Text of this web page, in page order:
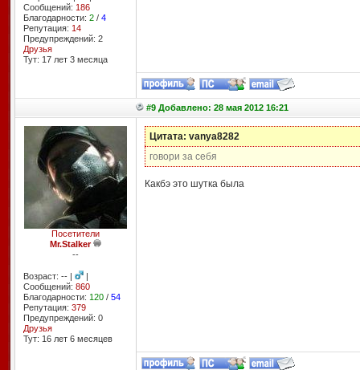
Сообщений: 186
Благодарности: 2/ 4
Репутация: 14
Предупреждений: 2
Друзья
Тут: 17 лет 3 месяцa
#9 Добавлено: 28 мая 2012 16:21
Посетители
Mr.Stalker
--
Возраст: -- |
|
Сообщений: 860
Благодарности: 120/ 54
Репутация: 379
Предупреждений: 0
Друзья
Тут: 16 лет 6 месяцев
Цитата: vanya8282
говори за себя
Какбэ это шутка была